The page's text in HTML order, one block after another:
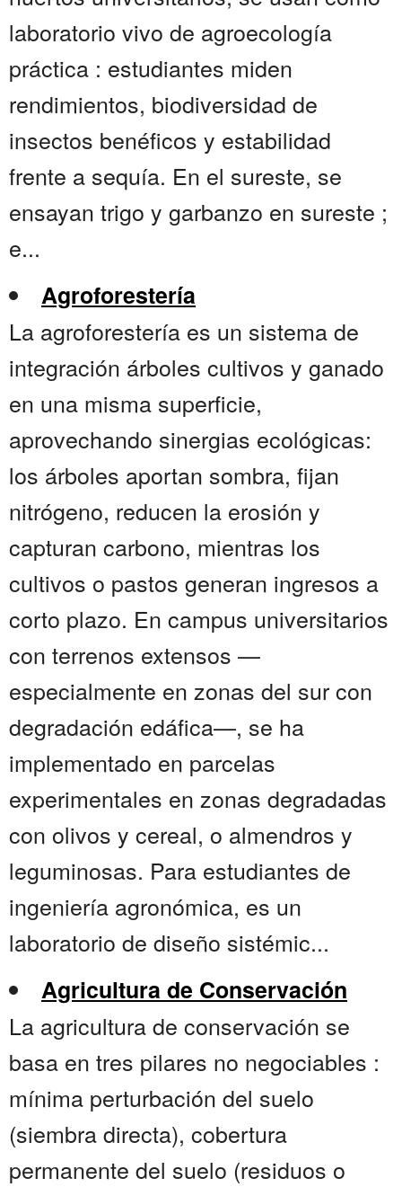
laboratorio vivo de agroecología
práctica : estudiantes miden
rendimientos, biodiversidad de
insectos benéficos y estabilidad
frente a sequía. En el sureste, se
ensayan trigo y garbanzo en sureste ;
e...
Agroforestería
La agroforestería es un sistema de
integración árboles cultivos y ganado
en una misma superficie,
aprovechando sinergias ecológicas:
los árboles aportan sombra, fijan
nitrógeno, reducen la erosión y
capturan carbono, mientras los
cultivos o pastos generan ingresos a
corto plazo. En campus universitarios
con terrenos extensos —
especialmente en zonas del sur con
degradación edáfica—, se ha
implementado en parcelas
experimentales en zonas degradadas
con olivos y cereal, o almendros y
leguminosas. Para estudiantes de
ingeniería agronómica, es un
laboratorio de diseño sistémic...
Agricultura de Conservación
La agricultura de conservación se
basa en tres pilares no negociables :
mínima perturbación del suelo
(siembra directa), cobertura
permanente del suelo (residuos o